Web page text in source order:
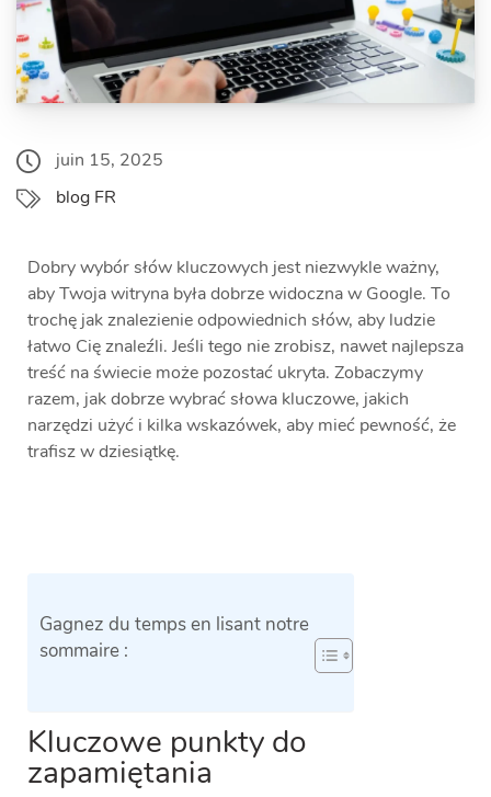
juin 15, 2025
blog FR
Dobry wybór słów kluczowych jest niezwykle ważny,
aby Twoja witryna była dobrze widoczna w Google. To
trochę jak znalezienie odpowiednich słów, aby ludzie
łatwo Cię znaleźli. Jeśli tego nie zrobisz, nawet najlepsza
treść na świecie może pozostać ukryta. Zobaczymy
razem, jak dobrze wybrać słowa kluczowe, jakich
narzędzi użyć i kilka wskazówek, aby mieć pewność, że
trafisz w dziesiątkę.
Gagnez du temps en lisant notre
sommaire :
Kluczowe punkty do
zapamiętania